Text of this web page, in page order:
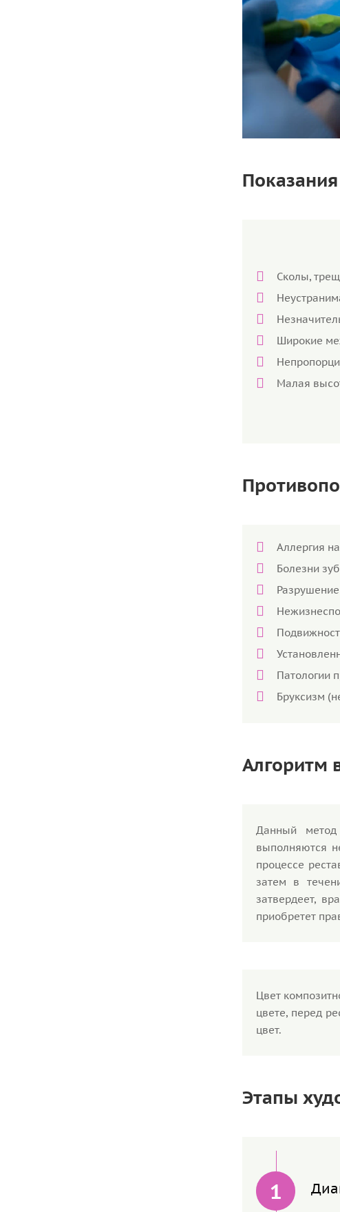
Сколы,
Широкие
Малая
Аллергия
Болезни
Патологии
Бруксизм
Алгоритм
Данный метод
выполняются
процессе
затем в
затвердеет,
приобретет
Цвет
цвете, перед
цвет.
Этапы